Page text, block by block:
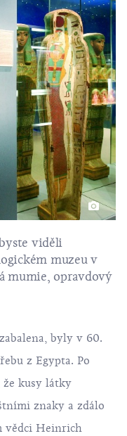
viděli
muzeu v
mumie, opravdový
byly v 60.
z Egypta. Po
kusy látky
znaky a zdálo
vědci Heinrich